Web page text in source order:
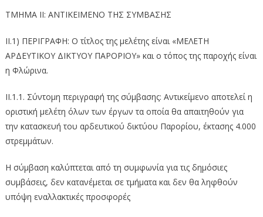
ΤΜΗΜΑ II: ΑΝΤΙΚΕΙΜΕΝΟ ΤΗΣ ΣΥΜΒΑΣΗΣ
II.1) ΠΕΡΙΓΡΑΦΗ: Ο τίτλος της μελέτης είναι «ΜΕΛΕΤΗ
ΑΡΔΕΥΤΙΚΟΥ ΔΙΚΤΥΟΥ ΠΑΡΟΡΙΟΥ» και ο τόπος της παροχής είναι
η Φλώρινα.
II.1.1. Σύντομη περιγραφή της σύμβασης: Αντικείμενο αποτελεί η
οριστική μελέτη όλων των έργων τα οποία θα απαιτηθούν για
την κατασκευή του αρδευτικού δικτύου Παρορίου, έκτασης 4.000
στρεμμάτων.
Η σύμβαση καλύπτεται από τη συμφωνία για τις δημόσιες
συμβάσεις, δεν κατανέμεται σε τμήματα και δεν θα ληφθούν
υπόψη εναλλακτικές προσφορές